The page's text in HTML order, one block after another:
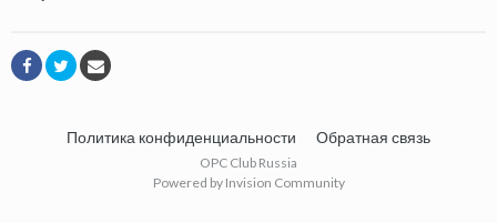
Политика конфиденциальности Обратная связь
OPC Club Russia
Powered by Invision Community